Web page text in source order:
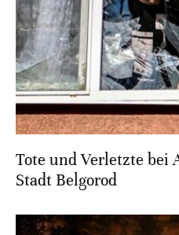
Tote und Verletzte bei
Stadt Belgorod